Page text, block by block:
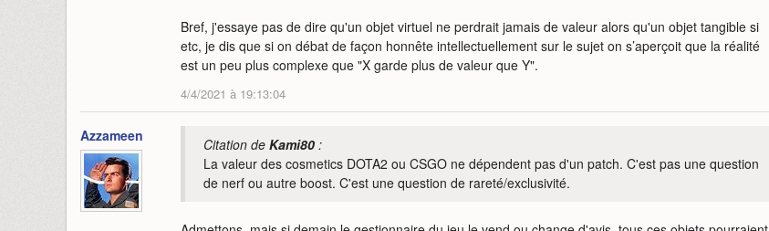
Bref, j'essaye pas de dire qu'un objet virtuel ne perdrait jamais de valeur alors qu'un objet tangible si
etc, je dis que si on débat de façon honnête intellectuellement sur le sujet on s’aperçoit que la réalité
est un peu plus complexe que "X garde plus de valeur que Y".
4/4/2021 à 19:13:04
Azzameen Citation de Kami80 :
La valeur des cosmetics DOTA2 ou CSGO ne dépendent pas d'un patch. C'est pas une question
de nerf ou autre boost. C'est une question de rareté/exclusivité.